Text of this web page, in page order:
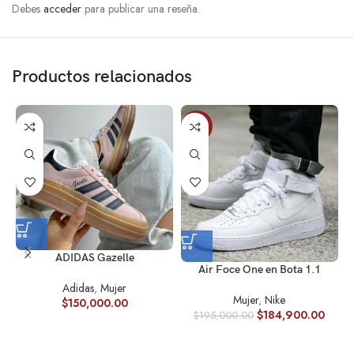
Debesacceder para publicar una reseña.
Productos relacionados
ADIDAS Gazelle
Adidas, Mujer
$150,000.00
-5%
Air Foce One en Bota 1.1
Mujer,Nike
$195,000.00 $184,900.00